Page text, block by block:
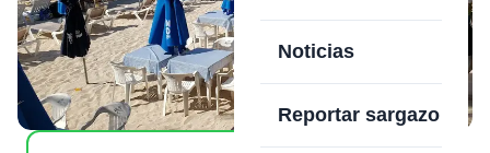
Noticias
Reportar sargazo